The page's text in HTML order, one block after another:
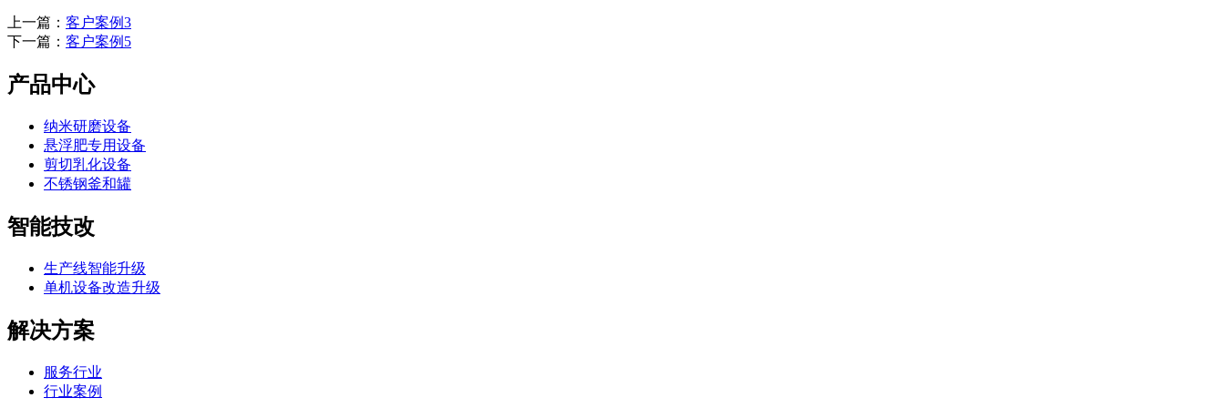
上一篇： 客户案例3
下一篇： 客户案例5
产品中心
纳米研磨设备
悬浮肥专用设备
剪切乳化设备
不锈钢釜和罐
智能技改
生产线智能升级
单机设备改造升级
解决方案
服务行业
行业案例